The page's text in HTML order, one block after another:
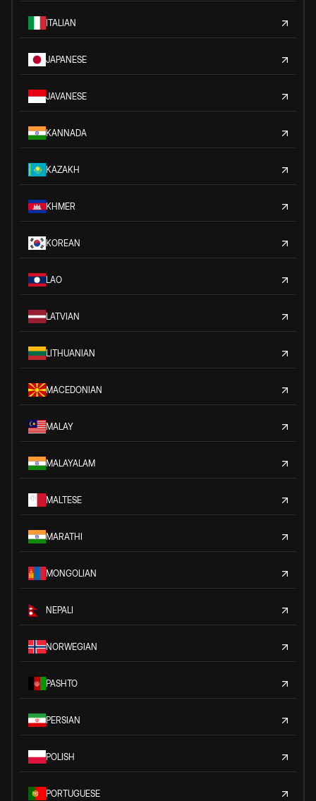
ITALIAN
JAPANESE
JAVANESE
KANNADA
KAZAKH
KHMER
KOREAN
LAO
LATVIAN
LITHUANIAN
MACEDONIAN
MALAY
MALAYALAM
MALTESE
MARATHI
MONGOLIAN
NEPALI
NORWEGIAN
PASHTO
PERSIAN
POLISH
PORTUGUESE